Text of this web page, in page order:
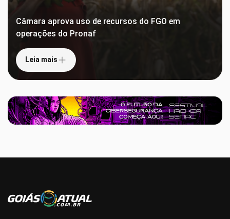
Câmara aprova uso de recursos do FGO em
operações do Pronaf
Leia mais